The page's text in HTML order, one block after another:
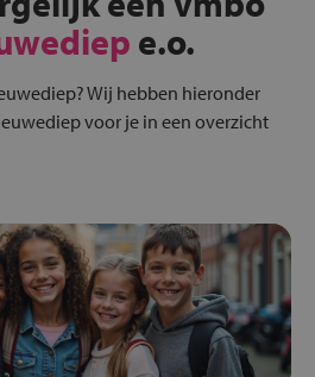
e.o.
Wij hebben hieronder
voor je in een overzicht